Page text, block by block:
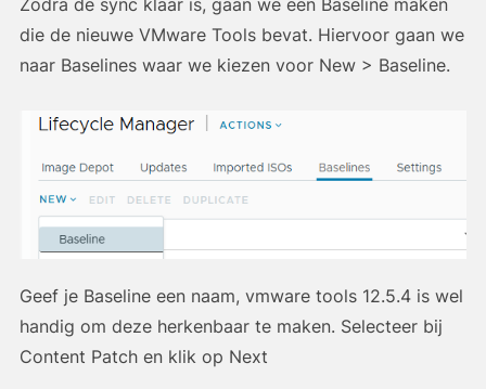
Zodra de sync klaar is, gaan we een Baseline maken
die de nieuwe VMware Tools bevat. Hiervoor gaan we
naar Baselines waar we kiezen voor New > Baseline.
Geef je Baseline een naam, vmware tools 12.5.4 is wel
handig om deze herkenbaar te maken. Selecteer bij
Content Patch en klik op Next